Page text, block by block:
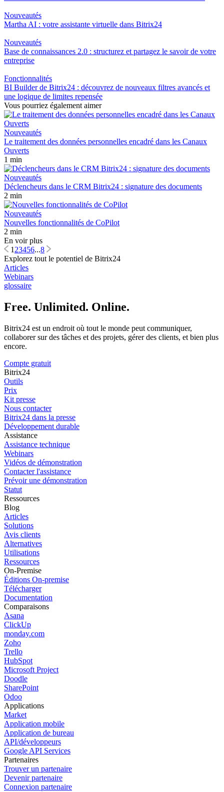
Nouveautés
Martha AI : votre assistante virtuelle dans Bitrix24
Nouveautés
Base de connaissances 2.0 : structurez et partagez le savoir de votre
entreprise
Fonctionnalités
BI Builder de Bitrix24 : découvrez de nouveaux filtres avancés et
une logique de limites repensée
Vous pourriez également aimer
Nouveautés
Le traitement des données personnelles encadré dans les Canaux
Ouverts
1 min
Nouveautés
Déclencheurs dans le CRM Bitrix24 : signature des documents
2 min
Nouveautés
Nouvelles fonctionnalités de CoPilot
2 min
En voir plus
123456...8
Explorez tout le potentiel de Bitrix24
Articles
Webinars
glossaire
Free. Unlimited. Online.
Bitrix24 est un endroit où tout le monde peut communiquer,
collaborer sur des tâches et des projets, gérer des clients, et bien plus
encore.
Compte gratuit
Bitrix24
Outils
Prix
Kit presse
Nous contacter
Bitrix24 dans la presse
Développement durable
Assistance
Assistance technique
Webinars
Vidéos de démonstration
Contacter l'assistance
Prévoir une démonstration
Statut
Ressources
Blog
Articles
Solutions
Avis clients
Alternatives
Utilisations
Ressources
On-Premise
Éditions On-premise
Télécharger
Documentation
Comparaisons
Asana
ClickUp
monday.com
Zoho
Trello
HubSpot
Microsoft Project
Doodle
SharePoint
Odoo
Applications
Market
Application mobile
Application de bureau
API/développeurs
Google API Services
Partenaires
Trouver un partenaire
Devenir partenaire
Connexion partenaire